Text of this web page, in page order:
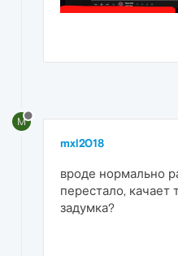
M
mxl2018
вроде нормально
перестало, качает
задумка?